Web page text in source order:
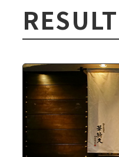
RESULT